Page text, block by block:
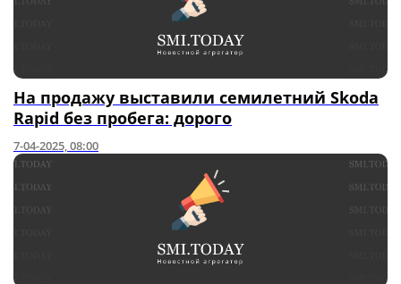
На продажу выставили семилетний Skoda
Rapid без пробега: дорого
7-04-2025, 08:00